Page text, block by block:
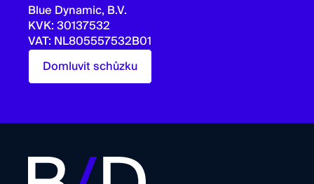
Blue Dynamic, B.V.
KVK: 30137532
VAT: NL805557532B01
Domluvit schůzku